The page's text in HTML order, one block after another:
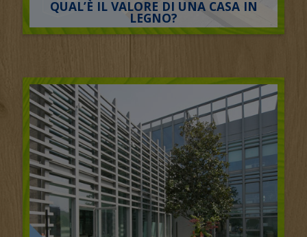
QUAL’È IL VALORE DI UNA CASA IN
LEGNO?